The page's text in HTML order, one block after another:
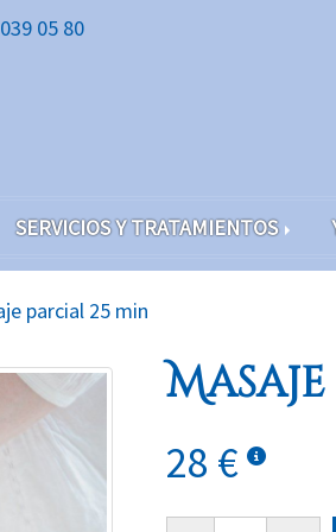
05 80
SERVICIOS Y TRATAMIENTOS
parcial 25 min
28 €